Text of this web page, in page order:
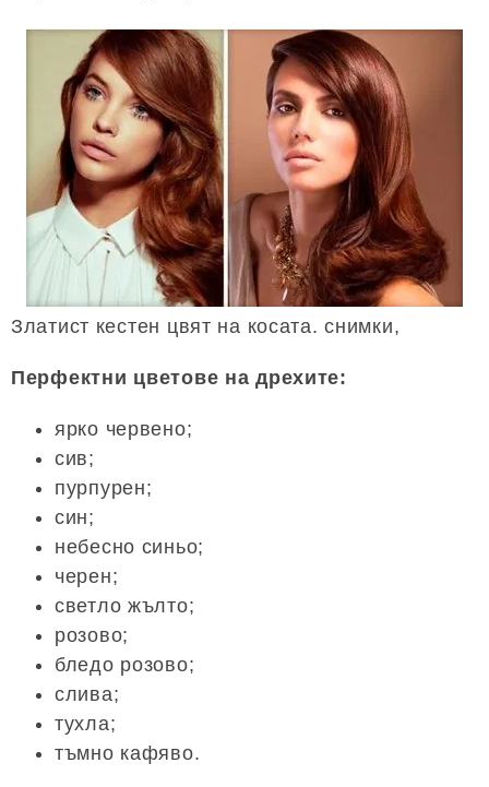
Златист кестен цвят на косата. снимки,
Перфектни цветове на дрехите:
ярко червено;
сив;
пурпурен;
син;
небесно синьо;
черен;
светло жълто;
розово;
бледо розово;
слива;
тухла;
тъмно кафяво.